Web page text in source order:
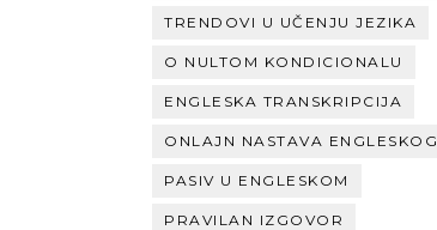
TRENDOVI U UČENJU JEZIKA
O NULTOM KONDICIONALU
ENGLESKA TRANSKRIPCIJA
ONLAJN NASTAVA ENGLESKOG
PASIV U ENGLESKOM
PRAVILAN IZGOVOR